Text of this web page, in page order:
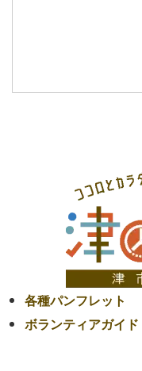
各種パンフレット
ボランティアガイド